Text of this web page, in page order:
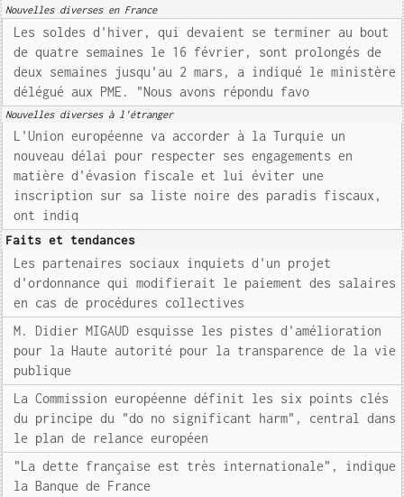
Nouvelles diverses en France
Les soldes d'hiver, qui devaient se terminer au bout
de quatre semaines le 16 février, sont prolongés de
deux semaines jusqu'au 2 mars, a indiqué le ministère
délégué aux PME. "Nous avons répondu favo
Nouvelles diverses à l'étranger
L'Union européenne va accorder à la Turquie un
nouveau délai pour respecter ses engagements en
matière d'évasion fiscale et lui éviter une
inscription sur sa liste noire des paradis fiscaux,
ont indiq
Faits et tendances
Les partenaires sociaux inquiets d'un projet
d'ordonnance qui modifierait le paiement des salaires
en cas de procédures collectives
M. Didier MIGAUD esquisse les pistes d'amélioration
pour la Haute autorité pour la transparence de la vie
publique
La Commission européenne définit les six points clés
du principe du "do no significant harm", central dans
le plan de relance européen
"La dette française est très internationale", indique
la Banque de France